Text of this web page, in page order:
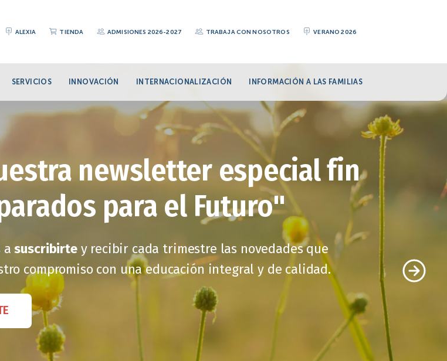
ALEXIA TIENDA ADMISIONES 2026-2027 TRABAJA CON NOSOTROS VERANO 2026
SERVICIOS INNOVACIÓN INTERNACIONALIZACIÓN INFORMACIÓN A LAS FAMILIAS
newsletter especial fin
para el Futuro"
asuscribirtey recibir cada trimestre las novedades que
compromiso con una educación integral y de calidad.